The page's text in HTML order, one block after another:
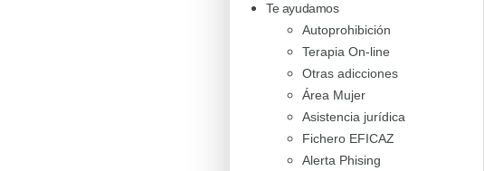
Te ayudamos
Autoprohibición
Terapia On-line
Otras adicciones
Área Mujer
Asistencia jurídica
Fichero EFICAZ
Alerta Phising